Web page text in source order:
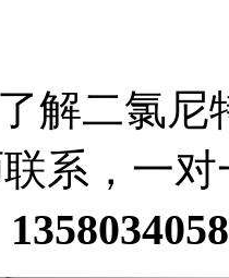
解二氯尼
系，一